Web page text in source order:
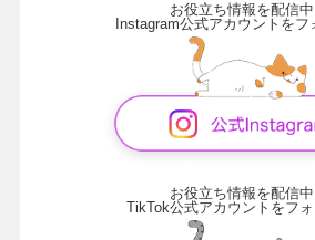
お役立ち情報を配信中
Instagram公式アカウントをフ
お役立ち情報を配信中
TikTok公式アカウントをフ